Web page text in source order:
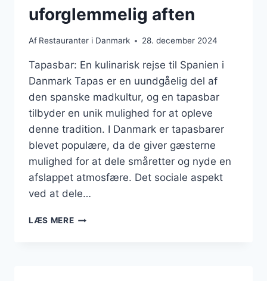
uforglemmelig aften
Af Restauranter i Danmark 28. december 2024
Tapasbar: En kulinarisk rejse til Spanien i
Danmark Tapas er en uundgåelig del af
den spanske madkultur, og en tapasbar
tilbyder en unik mulighed for at opleve
denne tradition. I Danmark er tapasbarer
blevet populære, da de giver gæsterne
mulighed for at dele småretter og nyde en
afslappet atmosfære. Det sociale aspekt
ved at dele…
LÆS MERETAPASBAR